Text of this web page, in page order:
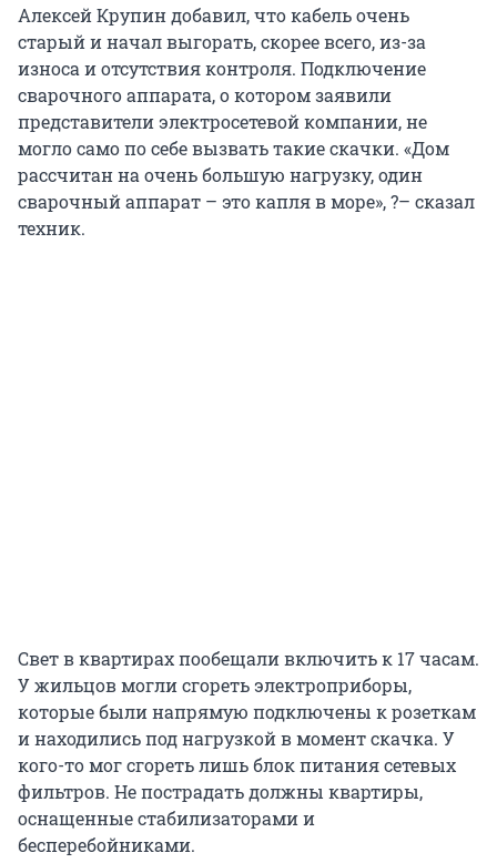
Алексей Крупин добавил, что кабель очень
старый и начал выгорать, скорее всего, из-за
износа и отсутствия контроля. Подключение
сварочного аппарата, о котором заявили
представители электросетевой компании, не
могло само по себе вызвать такие скачки. «Дом
рассчитан на очень большую нагрузку, один
сварочный аппарат – это капля в море», ?– сказал
техник.
Свет в квартирах пообещали включить к 17 часам.
У жильцов могли сгореть электроприборы,
которые были напрямую подключены к розеткам
и находились под нагрузкой в момент скачка. У
кого-то мог сгореть лишь блок питания сетевых
фильтров. Не пострадать должны квартиры,
оснащенные стабилизаторами и
бесперебойниками.